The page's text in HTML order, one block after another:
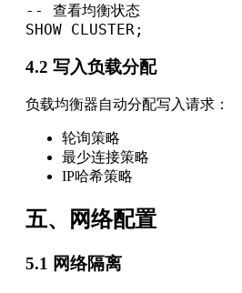
-- 查看均衡状态
SHOW CLUSTER;
4.2 写入负载分配
负载均衡器自动分配写入请求：
轮询策略
最少连接策略
IP哈希策略
五、网络配置
5.1 网络隔离